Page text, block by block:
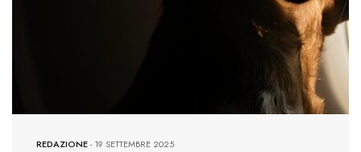
REDAZIONE-19 SETTEMBRE 2025